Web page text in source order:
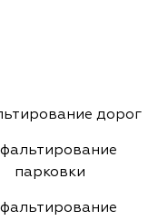
дорог
парковки